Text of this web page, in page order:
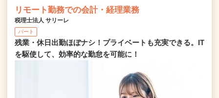
リモート勤務での会計・経理業務
税理士法人 サリーレ
パート
残業・休日出勤ほぼナシ！プライベートも充実できる。IT
を駆使して、効率的な勤怠を可能に！